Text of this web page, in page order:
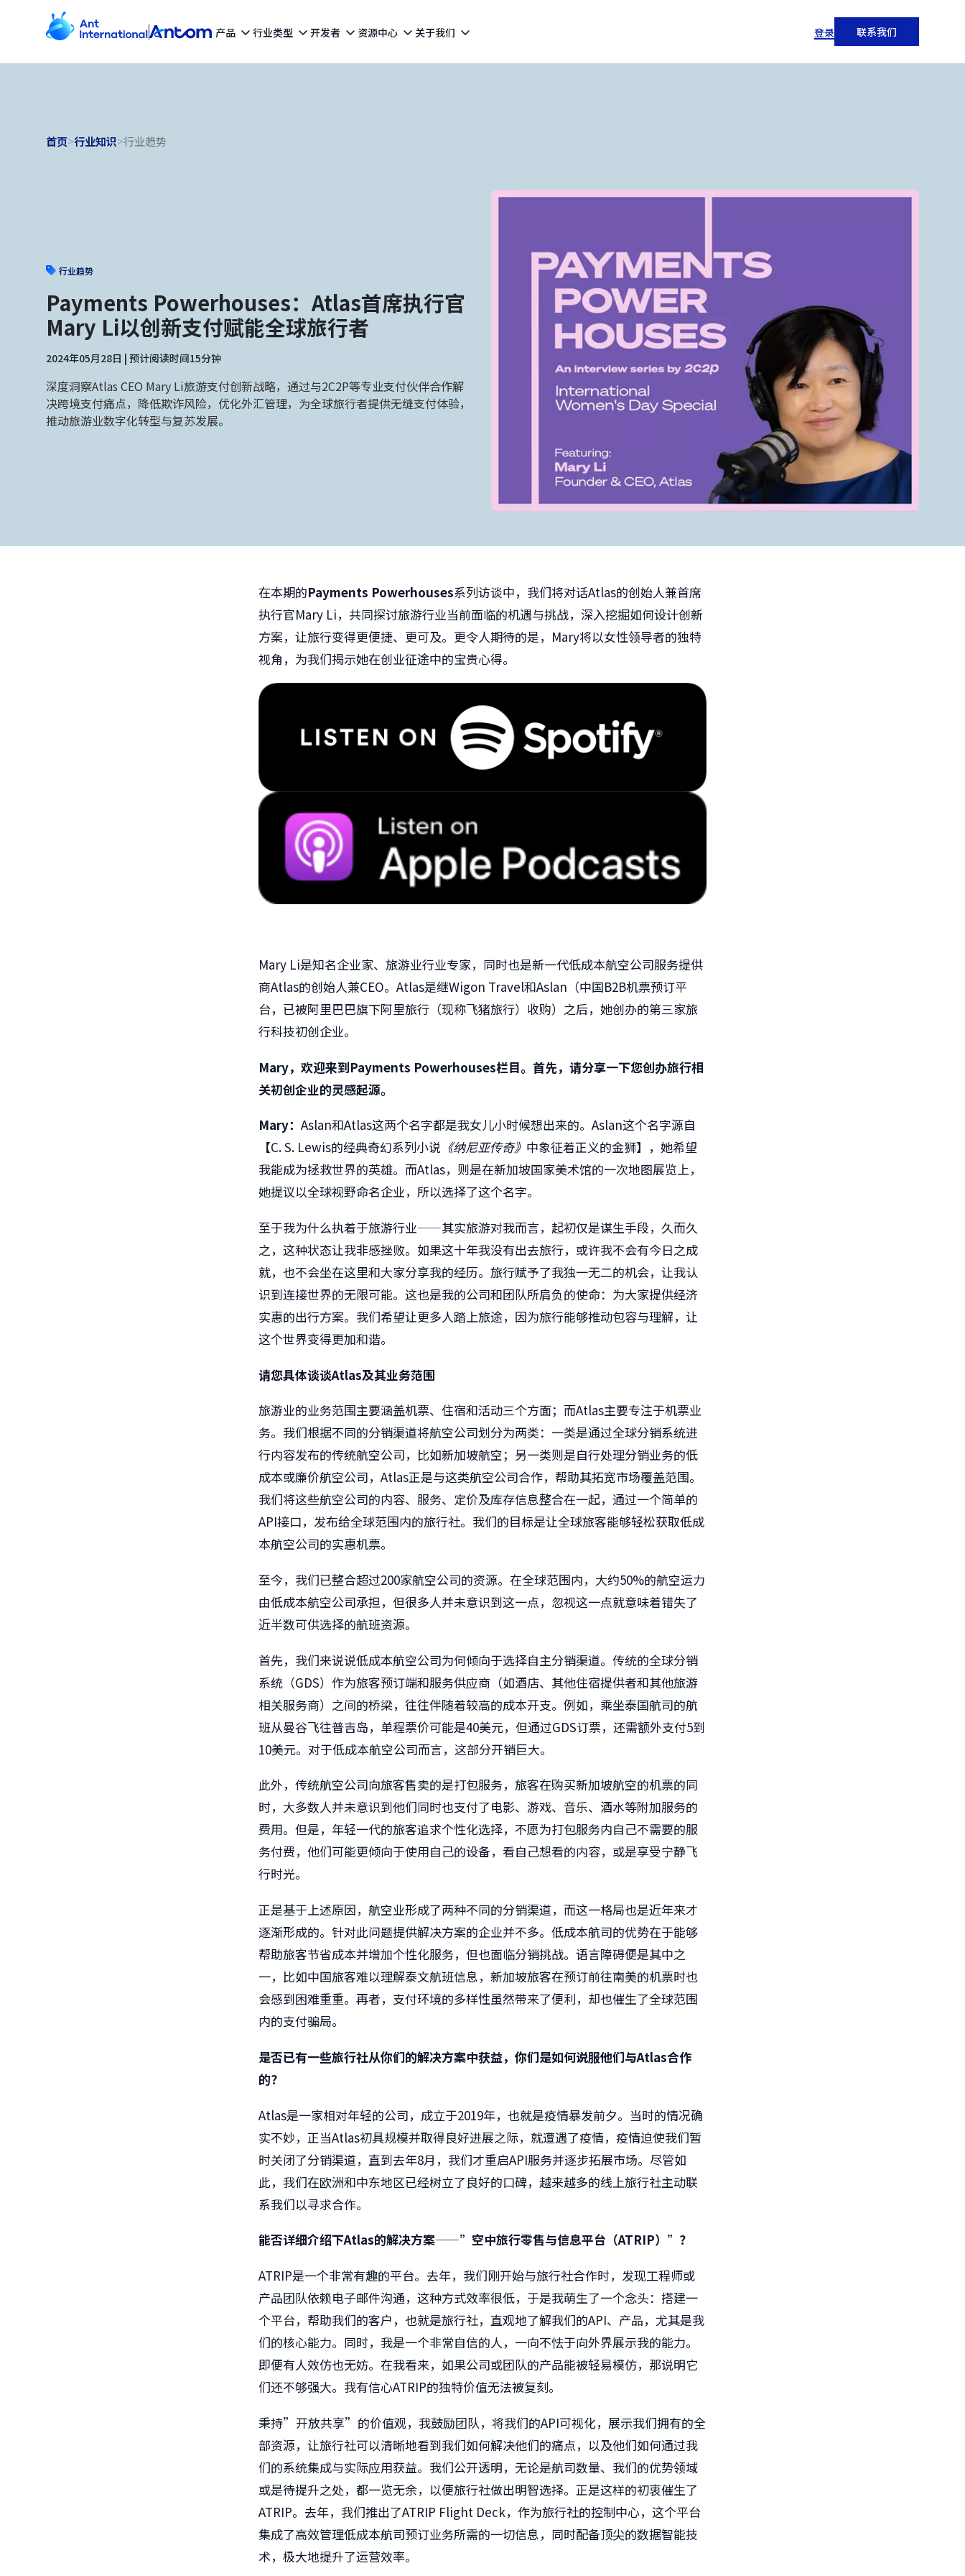
产品 行业类型 开发者 资源中心 关于我们 登录 联系我们
首页>行业知识>行业趋势
行业趋势
Payments Powerhouses：Atlas首席执行官
Mary Li以创新支付赋能全球旅行者
2024年05月28日 | 预计阅读时间15分钟
深度洞察Atlas CEO Mary Li旅游支付创新战略，通过与2C2P等专业支付伙伴合作解
决跨境支付痛点，降低欺诈风险，优化外汇管理，为全球旅行者提供无缝支付体验，
推动旅游业数字化转型与复苏发展。
在本期的Payments Powerhouses系列访谈中， 我们将对话Atlas的创始人兼首席
执行官Mary Li，共同探讨旅游行业当前面临的机遇与挑战，深入挖掘如何设计创新
方案，让旅行变得更便捷、更可及。更令人期待的是， Mary将以女性领导者的独特
视角，为我们揭示她在创业征途中的宝贵心得。
Mary Li是知名企业家、旅游业行业专家，同时也是新一代低成本航空公司服务提供
商Atlas的创始人兼CEO。 Atlas是继Wigon Travel和Aslan （中国B2B机票预订平
台，已被阿里巴巴旗下阿里旅行（现称飞猪旅行）收购）之后，她创办的第三家旅
行科技初创企业。
Mary，欢迎来到Payments Powerhouses栏目。首先，请分享一下您创办旅行相
关初创企业的灵感起源。
Mary： Aslan和Atlas这两个名字都是我女儿小时候想出来的。 Aslan这个名字源自
【C. S. Lewis的经典奇幻系列小说 《纳尼亚传奇》 中象征着正义的金狮】，她希望
我能成为拯救世界的英雄。而Atlas，则是在新加坡国家美术馆的一次地图展览上，
她提议以全球视野命名企业，所以选择了这个名字。
至于我为什么执着于旅游行业——其实旅游对我而言，起初仅是谋生手段，久而久
之，这种状态让我非感挫败。如果这十年我没有出去旅行，或许我不会有今日之成
就，也不会坐在这里和大家分享我的经历。旅行赋予了我独一无二的机会，让我认
识到连接世界的无限可能。这也是我的公司和团队所肩负的使命：为大家提供经济
实惠的出行方案。我们希望让更多人踏上旅途，因为旅行能够推动包容与理解，让
这个世界变得更加和谐。
请您具体谈谈Atlas及其业务范围
旅游业的业务范围主要涵盖机票、住宿和活动三个方面；而Atlas主要专注于机票业
务。我们根据不同的分销渠道将航空公司划分为两类：一类是通过全球分销系统进
行内容发布的传统航空公司，比如新加坡航空；另一类则是自行处理分销业务的低
成本或廉价航空公司， Atlas正是与这类航空公司合作，帮助其拓宽市场覆盖范围。
我们将这些航空公司的内容、服务、定价及库存信息整合在一起，通过一个简单的
API接口，发布给全球范围内的旅行社。我们的目标是让全球旅客能够轻松获取低成
本航空公司的实惠机票。
至今，我们已整合超过200家航空公司的资源。在全球范围内，大约50%的航空运力
由低成本航空公司承担，但很多人并未意识到这一点，忽视这一点就意味着错失了
近半数可供选择的航班资源。
首先，我们来说说低成本航空公司为何倾向于选择自主分销渠道。传统的全球分销
系统（GDS）作为旅客预订端和服务供应商（如酒店、其他住宿提供者和其他旅游
相关服务商）之间的桥梁，往往伴随着较高的成本开支。例如，乘坐泰国航司的航
班从曼谷飞往普吉岛，单程票价可能是40美元，但通过GDS订票，还需额外支付5到
10美元。对于低成本航空公司而言，这部分开销巨大。
此外，传统航空公司向旅客售卖的是打包服务，旅客在购买新加坡航空的机票的同
时，大多数人并未意识到他们同时也支付了电影、游戏、音乐、酒水等附加服务的
费用。但是，年轻一代的旅客追求个性化选择，不愿为打包服务内自己不需要的服
务付费，他们可能更倾向于使用自己的设备，看自己想看的内容，或是享受宁静飞
行时光。
正是基于上述原因，航空业形成了两种不同的分销渠道，而这一格局也是近年来才
逐渐形成的。针对此问题提供解决方案的企业并不多。低成本航司的优势在于能够
帮助旅客节省成本并增加个性化服务，但也面临分销挑战。语言障碍便是其中之
一，比如中国旅客难以理解泰文航班信息，新加坡旅客在预订前往南美的机票时也
会感到困难重重。再者，支付环境的多样性虽然带来了便利，却也催生了全球范围
内的支付骗局。
是否已有一些旅行社从你们的解决方案中获益，你们是如何说服他们与Atlas合作
的？
Atlas是一家相对年轻的公司，成立于2019年，也就是疫情暴发前夕。当时的情况确
实不妙，正当Atlas初具规模并取得良好进展之际，就遭遇了疫情，疫情迫使我们暂
时关闭了分销渠道，直到去年8月，我们才重启API服务并逐步拓展市场。尽管如
此，我们在欧洲和中东地区已经树立了良好的口碑，越来越多的线上旅行社主动联
系我们以寻求合作。
能否详细介绍下Atlas的解决方案——”空中旅行零售与信息平台（ATRIP）”？
ATRIP是一个非常有趣的平台。去年，我们刚开始与旅行社合作时，发现工程师或
产品团队依赖电子邮件沟通，这种方式效率很低，于是我萌生了一个念头：搭建一
个平台，帮助我们的客户，也就是旅行社，直观地了解我们的API、产品，尤其是我
们的核心能力。同时，我是一个非常自信的人，一向不怯于向外界展示我的能力。
即便有人效仿也无妨。在我看来，如果公司或团队的产品能被轻易模仿，那说明它
们还不够强大。我有信心ATRIP的独特价值无法被复刻。
秉持”开放共享”的价值观，我鼓励团队，将我们的API可视化，展示我们拥有的全
部资源，让旅行社可以清晰地看到我们如何解决他们的痛点，以及他们如何通过我
们的系统集成与实际应用获益。我们公开透明，无论是航司数量、我们的优势领域
或是待提升之处，都一览无余，以便旅行社做出明智选择。正是这样的初衷催生了
ATRIP。去年，我们推出了ATRIP Flight Deck，作为旅行社的控制中心，这个平台
集成了高效管理低成本航司预订业务所需的一切信息，同时配备顶尖的数据智能技
术，极大地提升了运营效率。